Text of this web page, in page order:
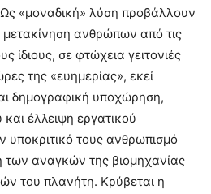
«μοναδική» λύση προβάλλουν
ανθρώπων από τις
ίδιους, σε φτώχεια γειτονιές
της «ευημερίας», εκεί
δημογραφική υποχώρηση,
έλλειψη εργατικού
υποκριτικό τους ανθρωπισμό
των αναγκών της βιομηχανίας
του πλανήτη. Κρύβεται η